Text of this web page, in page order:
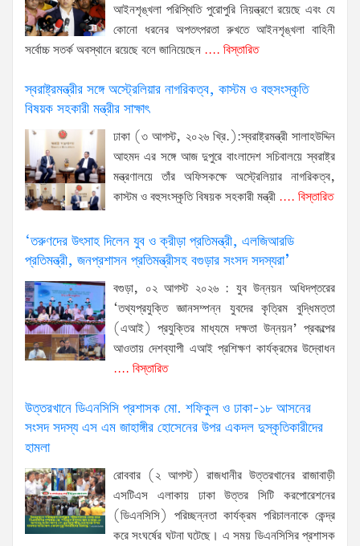
আইনশৃঙ্খলা পরিস্থিতি পুরোপুরি নিয়ন্ত্রণে রয়েছে এবং যে
কোনো ধরনের অপতৎপরতা রুখতে আইনশৃঙ্খলা বাহিনী
সর্বোচ্চ সতর্ক অবস্থানে রয়েছে বলে জানিয়েছেন .... বিস্তারিত
স্বরাষ্ট্রমন্ত্রীর সঙ্গে অস্ট্রেলিয়ার নাগরিকত্ব, কাস্টম ও বহুসংস্কৃতি
বিষয়ক সহকারী মন্ত্রীর সাক্ষাৎ
ঢাকা (৩ আগস্ট, ২০২৬ খ্রি.):স্বরাষ্ট্রমন্ত্রী সালাহউদ্দিন
আহমদ এর সঙ্গে আজ দুপুরে বাংলাদেশ সচিবালয়ে স্বরাষ্ট্র
মন্ত্রণালয়ে তাঁর অফিসকক্ষে অস্ট্রেলিয়ার নাগরিকত্ব,
কাস্টম ও বহুসংস্কৃতি বিষয়ক সহকারী মন্ত্রী .... বিস্তারিত
‘তরুণদের উৎসাহ দিলেন যুব ও ক্রীড়া প্রতিমন্ত্রী, এলজিআরডি
প্রতিমন্ত্রী, জনপ্রশাসন প্রতিমন্ত্রীসহ বগুড়ার সংসদ সদস্যরা’
বগুড়া, ০২ আগস্ট ২০২৬ : যুব উন্নয়ন অধিদপ্তরের
‘তথ্যপ্রযুক্তি জ্ঞানসম্পন্ন যুবদের কৃত্রিম বুদ্ধিমত্তা
(এআই) প্রযুক্তির মাধ্যমে দক্ষতা উন্নয়ন’ প্রকল্পের
আওতায় দেশব্যাপী এআই প্রশিক্ষণ কার্যক্রমের উদ্বোধন
.... বিস্তারিত
উত্তরখানে ডিএনসিসি প্রশাসক মো. শফিকুল ও ঢাকা-১৮ আসনের
সংসদ সদস্য এস এম জাহাঙ্গীর হোসেনের উপর একদল দুস্কৃতিকারীদের
হামলা
রোববার (২ আগস্ট) রাজধানীর উত্তরখানের রাজাবাড়ী
এসটিএস এলাকায় ঢাকা উত্তর সিটি করপোরেশনের
(ডিএনসিসি) পরিচ্ছন্নতা কার্যক্রম পরিচালনাকে কেন্দ্র
করে সংঘর্ষের ঘটনা ঘটেছে। এ সময় ডিএনসিসির প্রশাসক